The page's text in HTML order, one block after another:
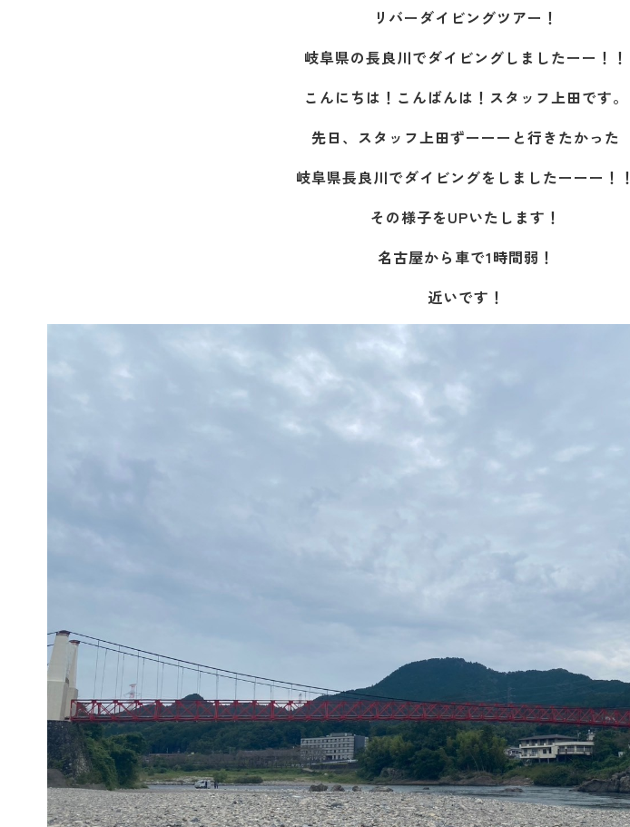
リバーダイビングツアー！
岐阜県の長良川でダイビングしましたーー！！
こんにちは！こんばんは！スタッフ上田です。
先日、スタッフ上田ずーーーと行きたかった
岐阜県長良川でダイビングをしましたーーー！！
その様子をUPいたします！
名古屋から車で1時間弱！
近いです！